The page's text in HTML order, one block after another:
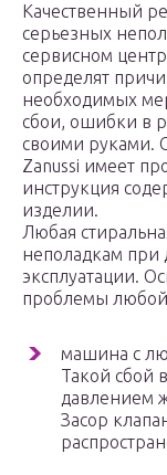
Качественный
серьезных
сервисном
определят
необходимых
сбои, ошибки в
своими руками.
Zanussi имеет
инструкция
изделии.
Любая
неполадкам при
эксплуатации.
проблемы любой
машина с
Такой сбой
давлением
Засор